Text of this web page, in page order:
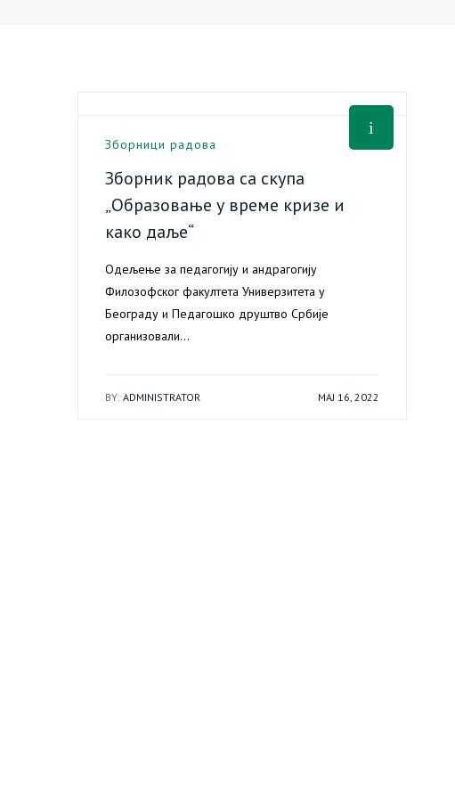
Зборници радова
Зборник радова са скупа
„Образовање у време кризе и
како даље“
Одељење за педагогију и андрагогију
Филозофског факултета Универзитета у
Београду и Педагошко друштво Србије
организовали…
BY: ADMINISTRATOR МАЈ 16, 2022